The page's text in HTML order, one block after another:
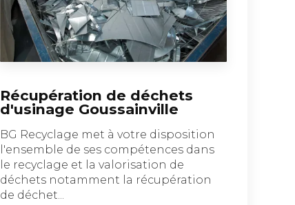
Récupération de déchets
d'usinage Goussainville
BG Recyclage met à votre disposition
l'ensemble de ses compétences dans
le recyclage et la valorisation de
déchets notamment la récupération
de déchet...